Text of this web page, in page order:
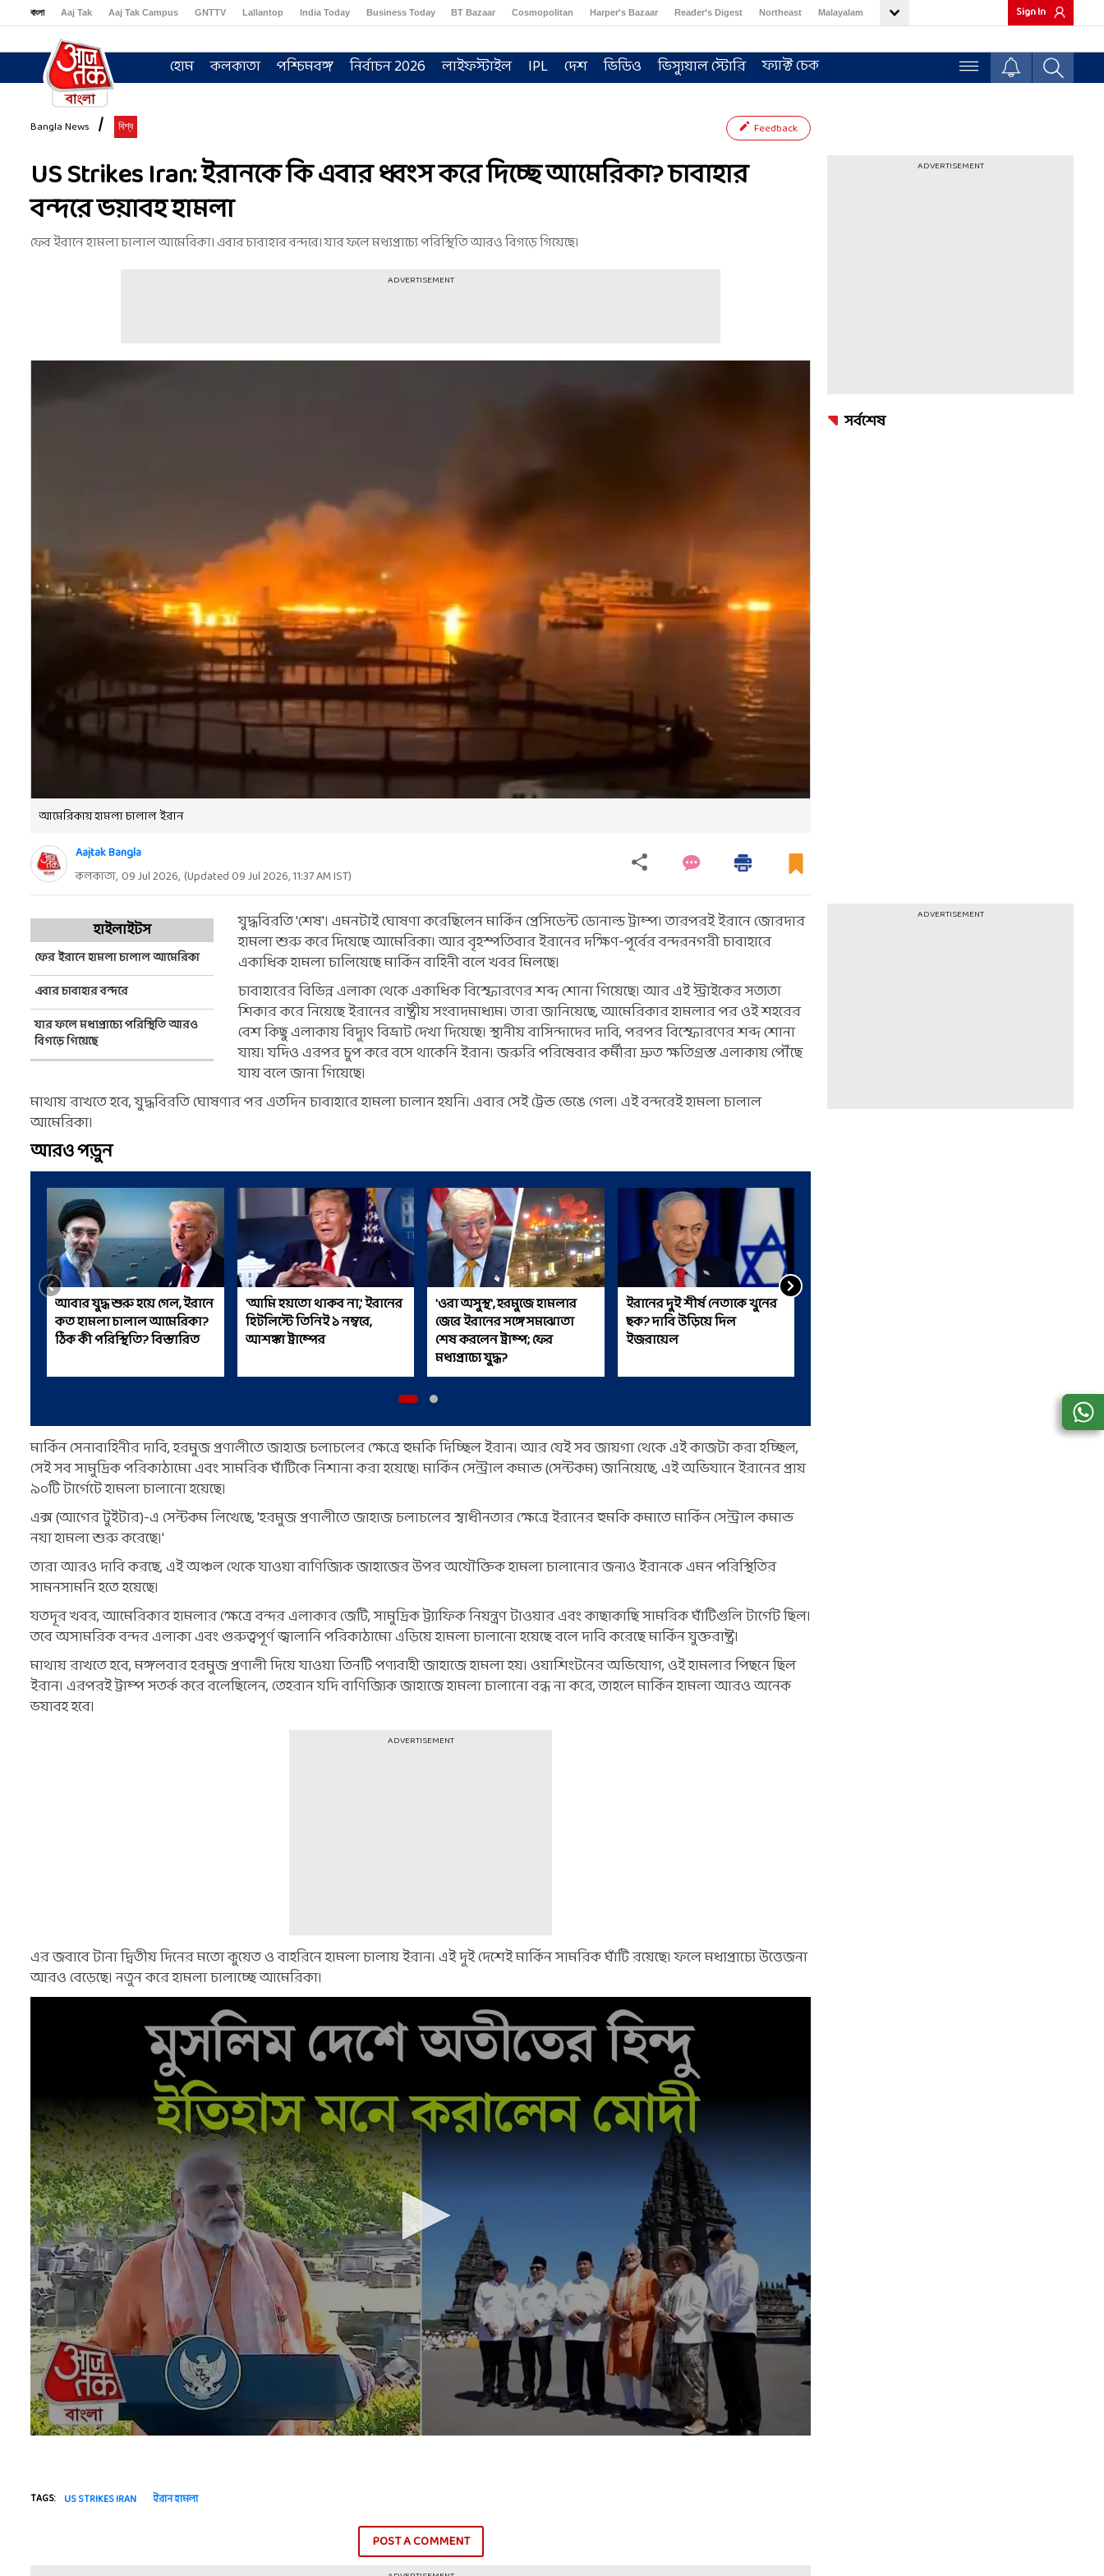
বাংলা Aaj Tak Aaj Tak Campus GNTTV Lallantop India Today Business Today BT Bazaar Cosmopolitan Harper's Bazaar Reader’s Digest Northeast Malayalam Sign In
হোম কলকাতা পশ্চিমবঙ্গ নির্বাচন 2026 লাইফস্টাইল IPL দেশ ভিডিও ভিস্যুয়াল স্টোরি ফ্যাক্ট চেক
Bangla News বিশ্ব Feedback
US Strikes Iran: ইরানকে কি এবার ধ্বংস করে দিচ্ছে আমেরিকা? চাবাহার
বন্দরে ভয়াবহ হামলা
ফের ইরানে হামলা চালাল আমেরিকা। এবার চাবাহার বন্দরে। যার ফলে মধ্যপ্রাচ্যে পরিস্থিতি আরও বিগড়ে গিয়েছে।
ADVERTISEMENT
আমেরিকায় হামলা চালাল ইরান
Aajtak Bangla
কলকাতা, 09 Jul 2026, (Updated 09 Jul 2026, 11:37 AMIST)
হাইলাইটস
ফের ইরানে হামলা চালাল আমেরিকা
এবার চাবাহার বন্দরে
যার ফলে মধ্যপ্রাচ্যে পরিস্থিতি আরও
বিগড়ে গিয়েছে
যুদ্ধবিরতি 'শেষ'। এমনটাই ঘোষণা করেছিলেন মার্কিন প্রেসিডেন্ট ডোনাল্ড ট্রাম্প। তারপরই ইরানে জোরদার
হামলা শুরু করে দিয়েছে আমেরিকা। আর বৃহস্পতিবার ইরানের দক্ষিণ-পূর্বের বন্দরনগরী চাবাহারে
একাধিক হামলা চালিয়েছে মার্কিন বাহিনী বলে খবর মিলছে।
চাবাহারের বিভিন্ন এলাকা থেকে একাধিক বিস্ফোরণের শব্দ শোনা গিয়েছে। আর এই স্ট্রাইকের সত্যতা
শিকার করে নিয়েছে ইরানের রাষ্ট্রীয় সংবাদমাধ্যম। তারা জানিয়েছে, আমেরিকার হামলার পর ওই শহরের
বেশ কিছু এলাকায় বিদ্যুৎ বিভ্রাট দেখা দিয়েছে। স্থানীয় বাসিন্দাদের দাবি, পরপর বিস্ফোরণের শব্দ শোনা
যায়। যদিও এরপর চুপ করে বসে থাকেনি ইরান। জরুরি পরিষেবার কর্মীরা দ্রুত ক্ষতিগ্রস্ত এলাকায় পৌঁছে
যায় বলে জানা গিয়েছে।
মাথায় রাখতে হবে, যুদ্ধবিরতি ঘোষণার পর এতদিন চাবাহারে হামলা চালান হয়নি। এবার সেই ট্রেন্ড ভেঙে গেল। এই বন্দরেই হামলা চালাল
আমেরিকা।
আরও পড়ুন
আবার যুদ্ধ শুরু হয়ে গেল, ইরানে
কত হামলা চালাল আমেরিকা?
ঠিক কী পরিস্থিতি? বিস্তারিত
'আমি হয়তো থাকব না,' ইরানের
হিটলিস্টে তিনিই ১ নম্বরে,
আশঙ্কা ট্রাম্পের
'ওরা অসুস্থ', হরমুজে হামলার
জেরে ইরানের সঙ্গে সমঝোতা
শেষ করলেন ট্রাম্প; ফের
মধ্যপ্রাচ্যে যুদ্ধ?
ইরানের দুই শীর্ষ নেতাকে খুনের
ছক? দাবি উড়িয়ে দিল
ইজরায়েল
মার্কিন সেনাবাহিনীর দাবি, হরমুজ প্রণালীতে জাহাজ চলাচলের ক্ষেত্রে হুমকি দিচ্ছিল ইরান। আর যেই সব জায়গা থেকে এই কাজটা করা হচ্ছিল,
সেই সব সামুদ্রিক পরিকাঠামো এবং সামরিক ঘাঁটিকে নিশানা করা হয়েছে। মার্কিন সেন্ট্রাল কমান্ড (সেন্টকম) জানিয়েছে, এই অভিযানে ইরানের প্রায়
৯০টি টার্গেটে হামলা চালানো হয়েছে।
এক্স (আগের টুইটার)-এ সেন্টকম লিখেছে, 'হরমুজ প্রণালীতে জাহাজ চলাচলের স্বাধীনতার ক্ষেত্রে ইরানের হুমকি কমাতে মার্কিন সেন্ট্রাল কমান্ড
নয়া হামলা শুরু করেছে।'
তারা আরও দাবি করছে, এই অঞ্চল থেকে যাওয়া বাণিজ্যিক জাহাজের উপর অযৌক্তিক হামলা চালানোর জন্যও ইরানকে এমন পরিস্থিতির
সামনসামনি হতে হয়েছে।
যতদূর খবর, আমেরিকার হামলার ক্ষেত্রে বন্দর এলাকার জেটি, সামুদ্রিক ট্র্যাফিক নিয়ন্ত্রণ টাওয়ার এবং কাছাকাছি সামরিক ঘাঁটিগুলি টার্গেট ছিল।
তবে অসামরিক বন্দর এলাকা এবং গুরুত্বপূর্ণ জ্বালানি পরিকাঠামো এড়িয়ে হামলা চালানো হয়েছে বলে দাবি করেছে মার্কিন যুক্তরাষ্ট্র।
মাথায় রাখতে হবে, মঙ্গলবার হরমুজ প্রণালী দিয়ে যাওয়া তিনটি পণ্যবাহী জাহাজে হামলা হয়। ওয়াশিংটনের অভিযোগ, ওই হামলার পিছনে ছিল
ইরান। এরপরই ট্রাম্প সতর্ক করে বলেছিলেন, তেহরান যদি বাণিজ্যিক জাহাজে হামলা চালানো বন্ধ না করে, তাহলে মার্কিন হামলা আরও অনেক
ভয়াবহ হবে।
ADVERTISEMENT
এর জবাবে টানা দ্বিতীয় দিনের মতো কুয়েত ও বাহরিনে হামলা চালায় ইরান। এই দুই দেশেই মার্কিন সামরিক ঘাঁটি রয়েছে। ফলে মধ্যপ্রাচ্যে উত্তেজনা
আরও বেড়েছে। নতুন করে হামলা চালাচ্ছে আমেরিকা।
TAGS: US STRIKES IRAN ইরান হামলা
POST A COMMENT
ADVERTISEMENT
সর্বশেষ
ADVERTISEMENT